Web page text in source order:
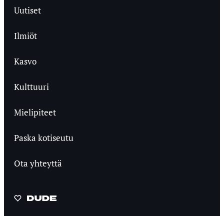
Uutiset
Ilmiöt
Kasvo
Kulttuuri
Mielipiteet
Paska kotiseutu
Ota yhteyttä